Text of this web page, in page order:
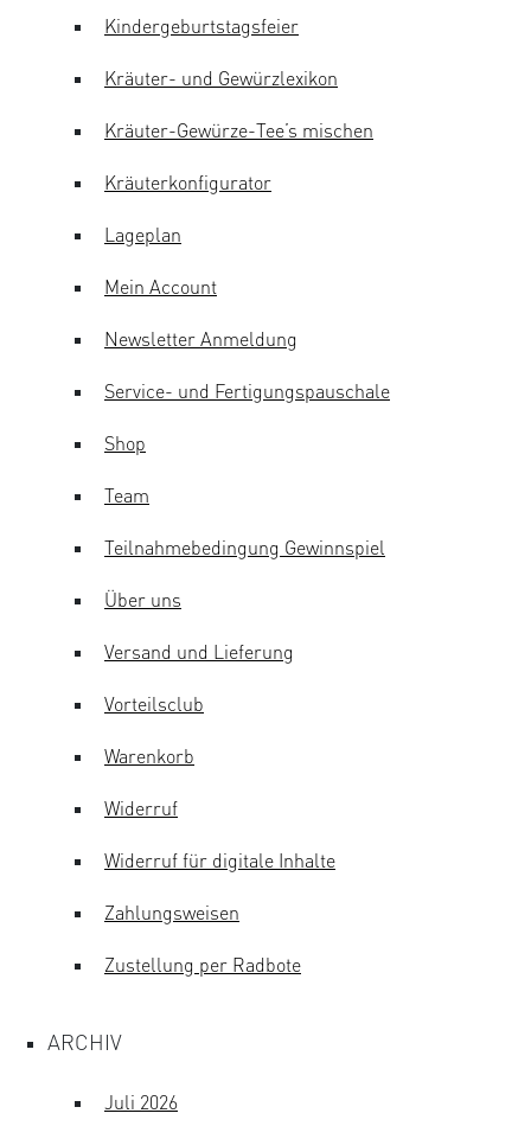
Kindergeburtstagsfeier
Kräuter- und Gewürzlexikon
Kräuter-Gewürze-Tee’s mischen
Kräuterkonfigurator
Lageplan
Mein Account
Newsletter Anmeldung
Service- und Fertigungspauschale
Shop
Team
Teilnahmebedingung Gewinnspiel
Über uns
Versand und Lieferung
Vorteilsclub
Warenkorb
Widerruf
Widerruf für digitale Inhalte
Zahlungsweisen
Zustellung per Radbote
ARCHIV
Juli 2026